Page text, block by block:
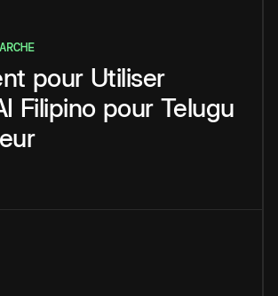
pour Utiliser
Filipino pour Telugu